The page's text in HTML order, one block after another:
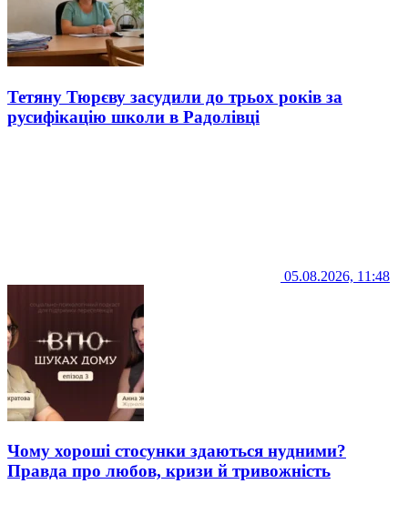
Тетяну Тюрєву засудили до трьох років за
русифікацію школи в Радолівці
05.08.2026, 11:48
Чому хороші стосунки здаються нудними?
Правда про любов, кризи й тривожність